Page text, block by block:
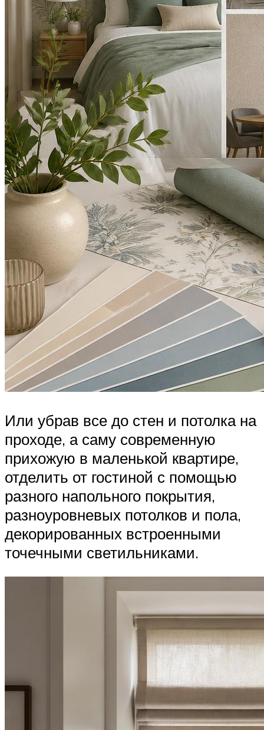
Или убрав все до стен и потолка на
проходе, а саму современную
прихожую в маленькой квартире,
отделить от гостиной с помощью
разного напольного покрытия,
разноуровневых потолков и пола,
декорированных встроенными
точечными светильниками.